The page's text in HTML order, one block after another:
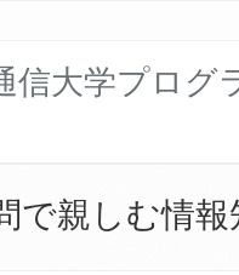
信大学プログ
で親しむ情